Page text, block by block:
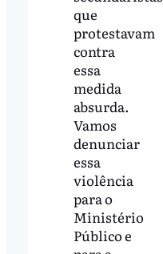
que
protestavam
contra
essa
medida
absurda.
Vamos
denunciar
essa
violência
para o
Ministério
Público e